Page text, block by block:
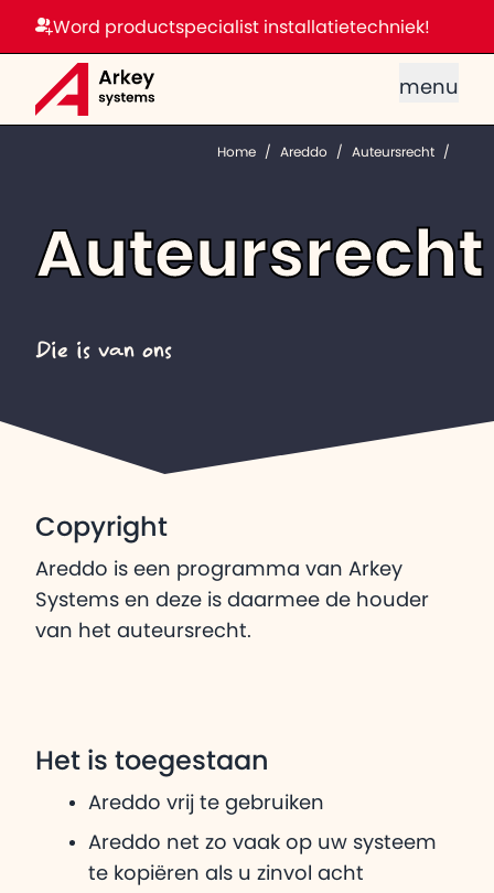
Word productspecialist installatietechniek!
menu
Home / Areddo / Auteursrecht /
Auteursrecht
Die is van ons
Copyright
Areddo is een programma van Arkey
Systems en deze is daarmee de houder
van het auteursrecht.
Het is toegestaan
Areddo vrij te gebruiken
Areddo net zo vaak op uw systeem
te kopiëren als u zinvol acht